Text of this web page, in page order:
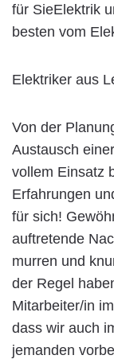
für SieElektrik
besten vom
Elektriker aus
Von der
Austausch
vollem Einsatz
Erfahrungen
für sich!
auftretende
murren und
der Regel
Mitarbeiter/in
dass wir auch
jemanden